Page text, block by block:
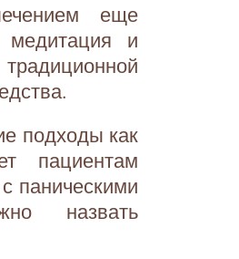
еще
медитация и
подходы как
пациентам
паническими
назвать